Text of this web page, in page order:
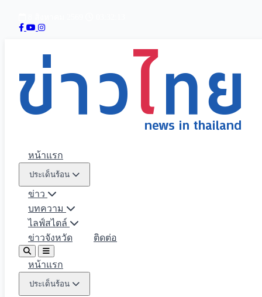
หน้าแรก
ประเด็นร้อน
ข่าว
บทความ
ไลฟ์สไตล์
ข่าวจังหวัด
ติดต่อ
หน้าแรก
ประเด็นร้อน